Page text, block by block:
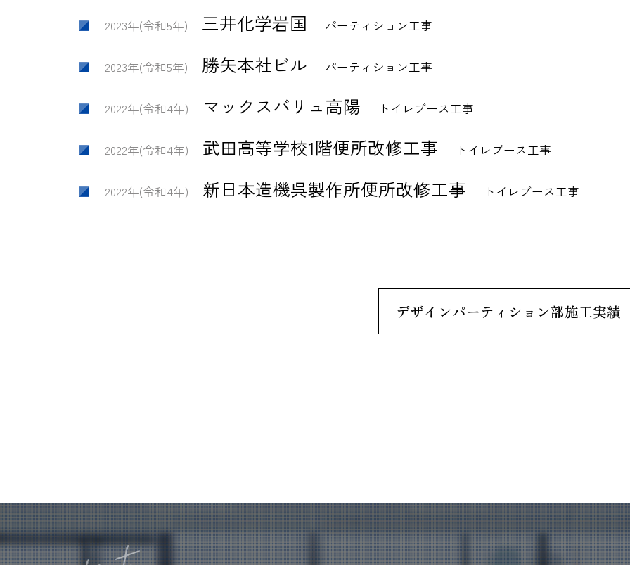
2023年(令和5年) 三井化学岩国 パーティション工事
2023年(令和5年) 勝矢本社ビル パーティション工事
2022年(令和4年) マックスバリュ高陽 トイレブース工事
2022年(令和4年) 武田高等学校1階便所改修工事 トイレブース工事
2022年(令和4年) 新日本造機呉製作所便所改修工事 トイレブース工事
デザインパーティション部施工実績